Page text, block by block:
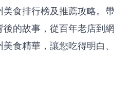
食排行榜及推薦攻略。帶
的故事，從百年老店到網
食精華，讓您吃得明白、